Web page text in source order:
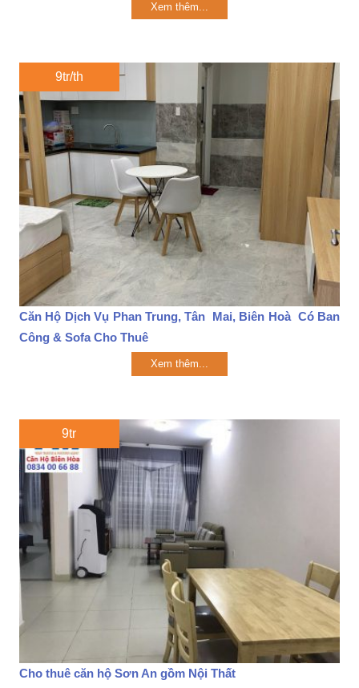
Xem thêm...
9tr/th
Căn Hộ Dịch Vụ Phan Trung, Tân Mai, Biên Hoà Có Ban
Công & Sofa Cho Thuê
Xem thêm...
9tr
Cho thuê căn hộ Sơn An gồm Nội Thất